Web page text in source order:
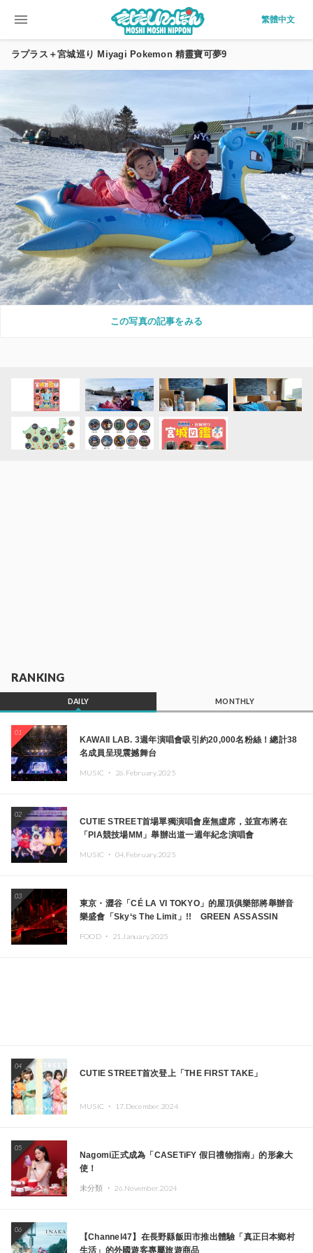
menu 繁體中文
ラプラス＋宮城巡り Miyagi Pokemon 精靈寶可夢9
この写真の記事をみる
RANKING
DAILY MONTHLY
01
KAWAII LAB. 3週年演唱會吸引約20,000名粉絲！總計38
名成員呈現震撼舞台
MUSIC ・ 26.February.2025
02
CUTIE STREET首場單獨演唱會座無虛席，並宣布將在
「PIA競技場MM」舉辦出道一週年紀念演唱會
MUSIC ・ 04.February.2025
03
東京・澀谷「CÉ LA VI TOKYO」的屋頂俱樂部將舉辦音
樂盛會「Sky‘s The Limit」!! GREEN ASSASSIN
本頂尖DJ及創作者齊聚一堂
FOOD ・ 21.January.2025
04
CUTIE STREET首次登上「THE FIRST TAKE」
MUSIC ・ 17.December.2024
05
Nagomi正式成為「CASETiFY 假日禮物指南」的形象大
使！
未分類 ・ 26.November.2024
06
【Channel47】在長野縣飯田市推出體驗「真正日本鄉村
生活」的外國遊客專屬旅遊商品